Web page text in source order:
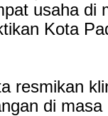
usaha di
Kota
resmikan
di masa